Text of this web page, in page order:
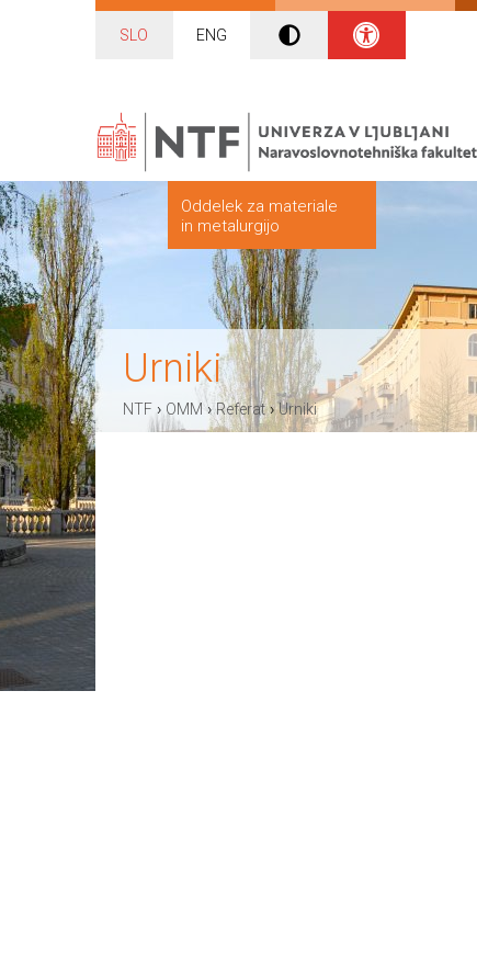
SLO ENG
Oddelek za materiale
in metalurgijo
Urniki
NTF › OMM›Referat›Urniki